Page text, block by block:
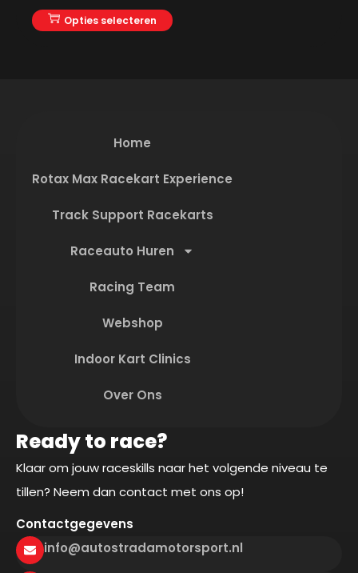
Opties selecteren
Home
Rotax Max Racekart Experience
Track Support Racekarts
Raceauto Huren
Racing Team
Webshop
Indoor Kart Clinics
Over Ons
Ready to race?
Klaar om jouw raceskills naar het volgende niveau te
tillen? Neem dan contact met ons op!
Contactgegevens
info@autostradamotorsport.nl